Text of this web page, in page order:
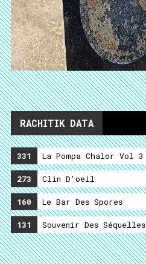
RACHITIK DATA
331 La Pompa Chalor Vol 3
273 Clin D'oeil
160 Le Bar Des Spores
131 Souvenir Des Séquelles